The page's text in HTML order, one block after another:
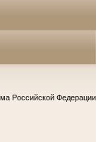
Российской